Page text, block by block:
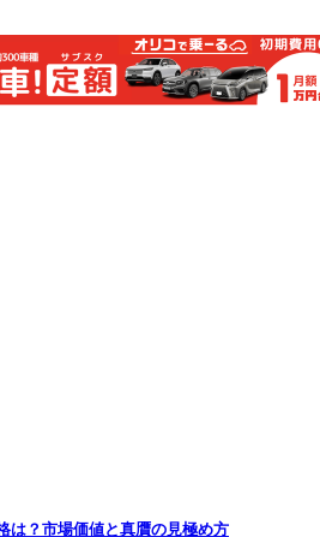
は？市場価値と真贋の見極め方